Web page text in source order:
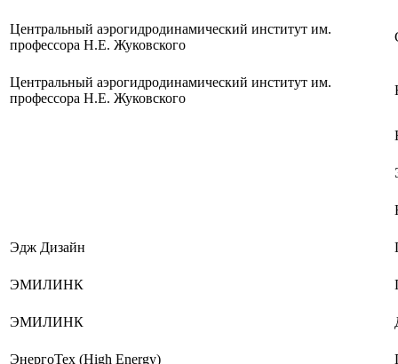
Центральный аэрогидродинамический институт им.
профессора Н.Е. Жуковского
Центральный аэрогидродинамический институт им.
профессора Н.Е. Жуковского
Эдж Дизайн
ЭМИЛИНК
ЭМИЛИНК
ЭнергоТех (High Energy)